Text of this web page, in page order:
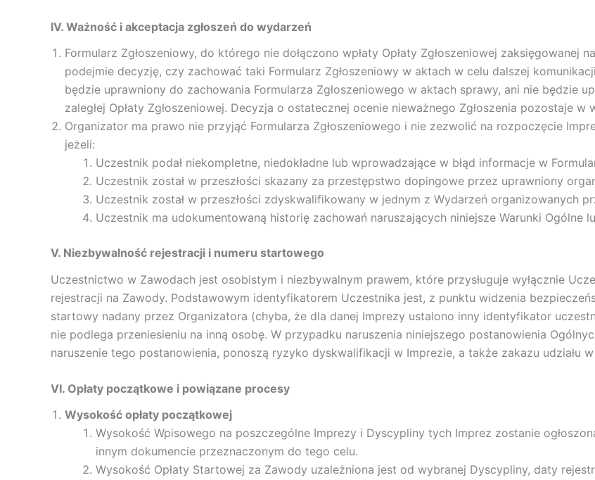
IV. Ważność i akceptacja zgłoszeń do wydarzeń
Formularz Zgłoszeniowy, do którego nie dołączono wpłaty Opłaty Zgłoszeniowej zaksięgowanej
podejmie decyzję, czy zachować taki Formularz Zgłoszeniowy w aktach w celu dalszej
będzie uprawniony do zachowania Formularza Zgłoszeniowego w aktach sprawy, ani nie będzie
zaległej Opłaty Zgłoszeniowej. Decyzja o ostatecznej ocenie nieważnego Zgłoszenia pozostaje w
Organizator ma prawo nie przyjąć Formularza Zgłoszeniowego i nie zezwolić na rozpoczęcie
jeżeli:
Uczestnik podał niekompletne, niedokładne lub wprowadzające w błąd informacje w
Uczestnik został w przeszłości skazany za przestępstwo dopingowe przez uprawniony
Uczestnik został w przeszłości zdyskwalifikowany w jednym z Wydarzeń organizowanych
Uczestnik ma udokumentowaną historię zachowań naruszających niniejsze Warunki Ogólne
V. Niezbywalność rejestracji i numeru startowego
Uczestnictwo w Zawodach jest osobistym i niezbywalnym prawem, które przysługuje wyłącznie
rejestracji na Zawody. Podstawowym identyfikatorem Uczestnika jest, z punktu widzenia
startowy nadany przez Organizatora (chyba, że dla danej Imprezy ustalono inny identyfikator
nie podlega przeniesieniu na inną osobę. W przypadku naruszenia niniejszego postanowienia
naruszenie tego postanowienia, ponoszą ryzyko dyskwalifikacji w Imprezie, a także zakazu udziału
VI. Opłaty początkowe i powiązane procesy
Wysokość opłaty początkowej
Wysokość Wpisowego na poszczególne Imprezy i Dyscypliny tych Imprez zostanie
innym dokumencie przeznaczonym do tego celu.
Wysokość Opłaty Startowej za Zawody uzależniona jest od wybranej Dyscypliny, daty